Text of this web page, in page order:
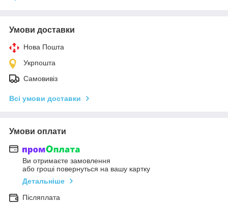
Умови доставки
Нова Пошта
Укрпошта
Самовивіз
Всі умови доставки
Умови оплати
Ви отримаєте замовлення
або гроші повернуться на вашу картку
Детальніше
Післяплата